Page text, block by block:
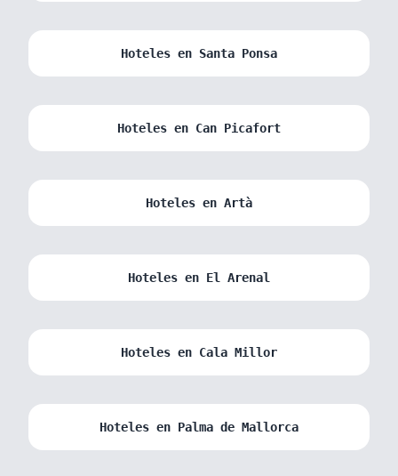
Hoteles en Santa Ponsa
Hoteles en Can Picafort
Hoteles en Artà
Hoteles en El Arenal
Hoteles en Cala Millor
Hoteles en Palma de Mallorca